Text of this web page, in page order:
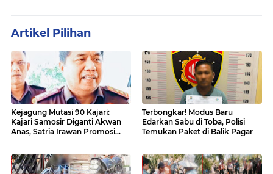
Artikel Pilihan
Kejagung Mutasi 90 Kajari:
Kajari Samosir Diganti Akwan
Anas, Satria Irawan Promosi
Terbongkar! Modus Baru
Edarkan Sabu di Toba, Polisi
Temukan Paket di Balik Pagar